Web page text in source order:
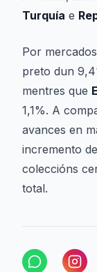
Turquía e
Por
preto dun
mentres que
1,1%. A
avances en
incremento
coleccións
total.